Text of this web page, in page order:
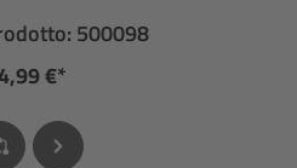
500098
€*